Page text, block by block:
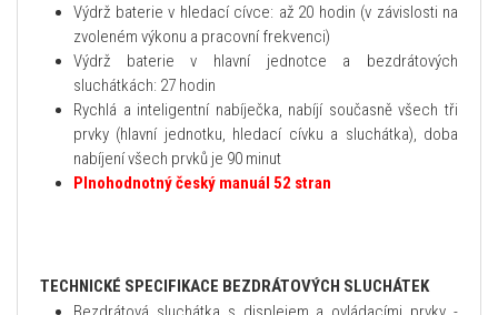
Výdrž baterie v hledací cívce: až 20 hodin (v závislosti na
zvoleném výkonu a pracovní frekvenci)
Výdrž baterie v hlavní jednotce a bezdrátových
sluchátkách: 27 hodin
Rychlá a inteligentní nabíječka, nabíjí současně všech tři
prvky (hlavní jednotku, hledací cívku a sluchátka), doba
nabíjení všech prvků je 90 minut
Plnohodnotný český manuál 52 stran
TECHNICKÉ SPECIFIKACE BEZDRÁTOVÝCH SLUCHÁTEK